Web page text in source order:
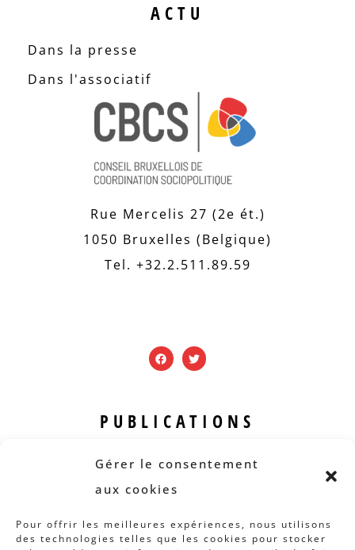
Gérer le consentement
aux cookies
Pour offrir les meilleures expériences, nous utilisons
des technologies telles que les cookies pour stocker
ACTU
Dans la presse
Dans l'associatif
Rue Mercelis 27 (2e ét.)
1050 Bruxelles (Belgique)
Tel. +32.2.511.89.59
PUBLICATIONS
Revue B.I.S.
Rapports et analyses
Articles